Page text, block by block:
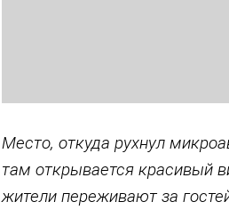
Место, откуда рухнул
там открывается красивый
жители переживают за